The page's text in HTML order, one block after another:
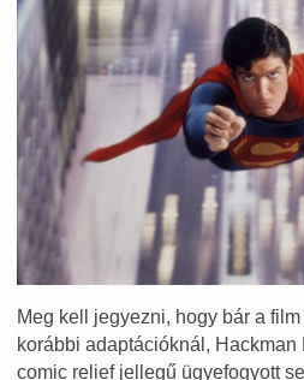
Meg kell jegyezni, hogy bár a
korábbi adaptációknál,
comic relief jellegű ügyefogyott